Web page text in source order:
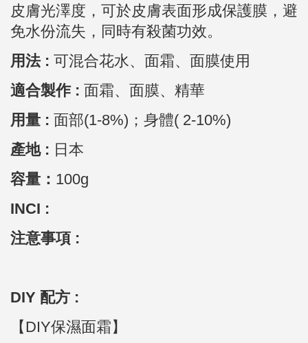
皮膚光澤度，可於皮膚表面形成保護膜，避
免水份流失，同時有殺菌功效。
用法 : 可混合花水、面霜、面膜使用
適合製作 : 面霜、面膜、精華
用量 : 面部(1-8%)；身體( 2-10%)
產地 : 日本
容量： 100g
INCI :
注意事項 :
DIY 配方 :
【DIY保濕面霜】